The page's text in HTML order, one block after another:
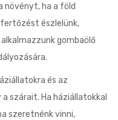
növényt, ha a föld
fertőzést észlelünk,
gombaölő
és az
szárait. Ha háziállatokkal
szeretnénk vinni,